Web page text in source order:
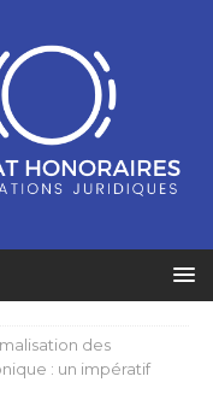
des
: un impératif